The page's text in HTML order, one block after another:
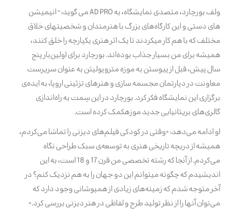
ولف بورچارد، متصدی نمایشگاه، بهAD PROمی گوید: " انیمیشن
های دستی و این کارگاه‌های بزرگ با هنرمندان و شخصیتهای خلاق
مختلف که با هم کار میکردند تا یک اثر هنری یکپارچه را خلق کنند،
همیشه برای من بسیار جذاب بوده‌اند. بورچارد برای اولین‌بار پنج
سال پیش، قبل از پیوستن به موزه متروپولیتن به عنوان سرپرست
معاونت در دپارتمان مجسمه سازی و هنرهای تزئینی اروپا، به ایده‌ی
برگزاری این نمایشگاه فکر کرد. بورچارد در این سِمت به راه‌اندازی
گالری‌های بریتانیایی جدید موزهکمک کرده است.
او ادامه می‌دهد: «وقتی در کودکی فیلم‌های دیزنی را تماشا می‌کردم،
همیشه از دریچه تاریخی هنری به توسعه‌ی سبک طراحی نگاه
می‌کردم. از آنجا که رشته تخصصی من قرن 17 و 18 است، به این
اندیشیدم که چگونه میتوانم این دو جهان را به هم نزدیک کنم؟ در
آخر متوجه شدم که زمینه‌های زیادی از همپوشانی وجود دارد که
می‌توان آنها را از نظر تولید طرح و لفاظی در هنر دیزنی بررسی کرد.»